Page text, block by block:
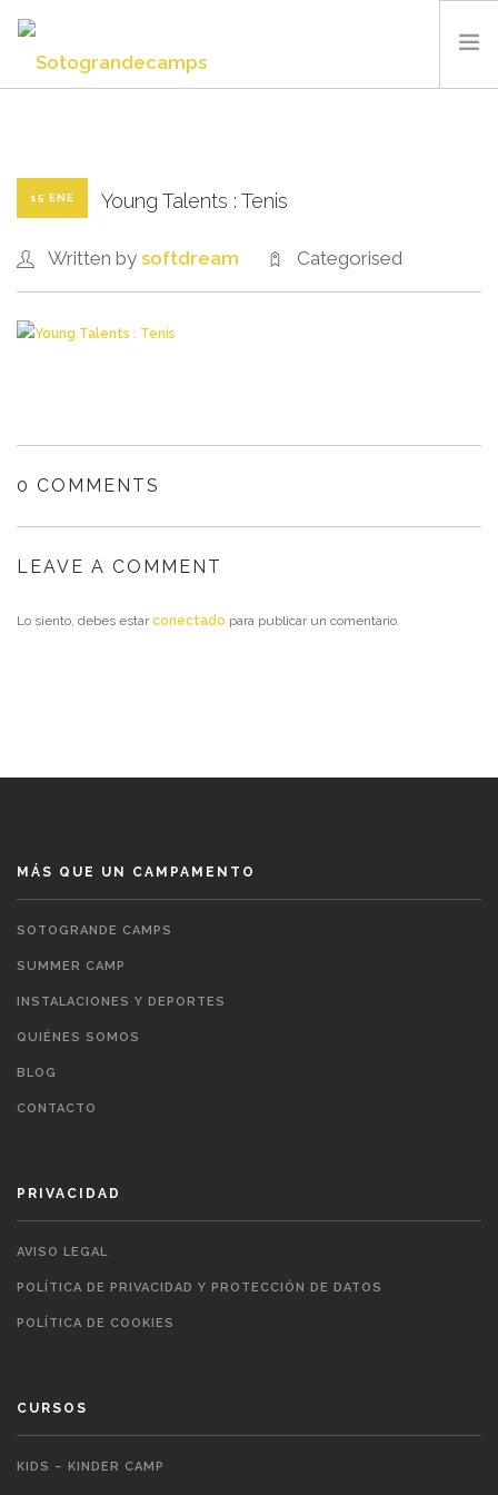
INSTALACIONES Y DEPORTES
BLOG
ESPAÑOL
15 ENE Young Talents : Tenis
Written by softdream Categorised
0 COMMENTS
LEAVE A COMMENT
Lo siento, debes estarconectado para publicar un comentario.
MÁS QUE UN CAMPAMENTO
SOTOGRANDE CAMPS
SUMMER CAMP
INSTALACIONES Y DEPORTES
QUIÉNES SOMOS
BLOG
CONTACTO
PRIVACIDAD
AVISO LEGAL
POLÍTICA DE PRIVACIDAD Y PROTECCIÓN DE DATOS
POLÍTICA DE COOKIES
CURSOS
KIDS – KINDER CAMP